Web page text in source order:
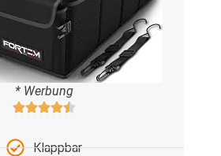
* Werbung
Klappbar